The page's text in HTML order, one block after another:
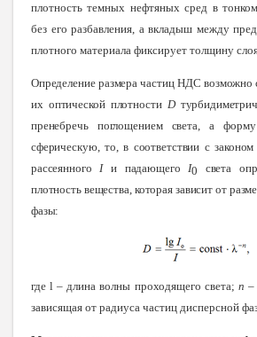
плотность темных нефтяных сред в
без его разбавления, а вкладыш между
плотного материала фиксирует толщину
Определение размера частиц НДС
их оптической плотности D
пренебречь поглощением света, а
сферическую, то, в соответствии с законом
рассеянногоIи падающегоI0 света
плотность вещества, которая зависит от
фазы:
гдеl – длина волны проходящего света; n –
зависящая от радиуса частиц дисперсной